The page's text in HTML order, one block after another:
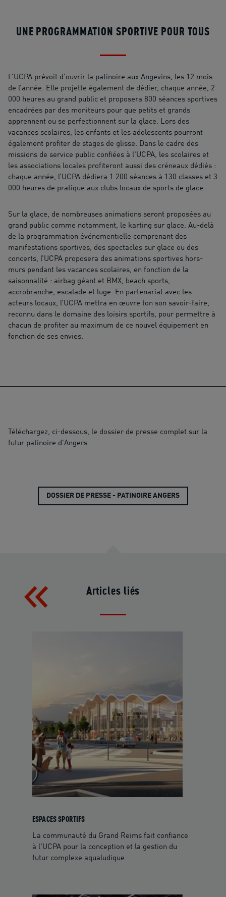
UNE PROGRAMMATION SPORTIVE POUR TOUS
L’UCPA prévoit d’ouvrir la patinoire aux Angevins, les 12 mois
de l’année. Elle projette également de dédier, chaque année, 2
000 heures au grand public et proposera 800 séances sportives
encadrées par des moniteurs pour que petits et grands
apprennent ou se perfectionnent sur la glace. Lors des
vacances scolaires, les enfants et les adolescents pourront
également profiter de stages de glisse. Dans le cadre des
missions de service public confiées à l'UCPA, les scolaires et
les associations locales profiteront aussi des créneaux dédiés :
chaque année, l’UCPA dédiera 1 200 séances à 130 classes et 3
000 heures de pratique aux clubs locaux de sports de glace.
Sur la glace, de nombreuses animations seront proposées au
grand public comme notamment, le karting sur glace. Au-delà
de la programmation événementielle comprenant des
manifestations sportives, des spectacles sur glace ou des
concerts, l’UCPA proposera des animations sportives hors-
murs pendant les vacances scolaires, en fonction de la
saisonnalité : airbag géant et BMX, beach sports,
accrobranche, escalade et luge. En partenariat avec les
acteurs locaux, l’UCPA mettra en œuvre ton son savoir-faire,
reconnu dans le domaine des loisirs sportifs, pour permettre à
chacun de profiter au maximum de ce nouvel équipement en
fonction de ses envies.
Téléchargez, ci-dessous, le dossier de presse complet sur la
futur patinoire d'Angers.
DOSSIER DE PRESSE - PATINOIRE ANGERS
Articles liés
ESPACES SPORTIFS
La communauté du Grand Reims fait confiance
à l'UCPA pour la conception et la gestion du
futur complexe aqualudique